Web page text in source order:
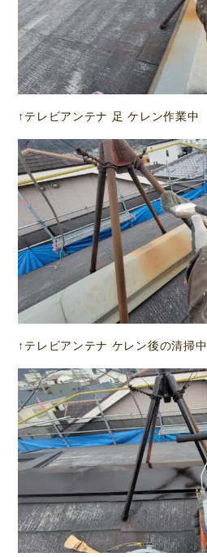
↑テレビアンテナ 足 ケレン作業中
↑テレビアンテナ ケレン後の清掃中